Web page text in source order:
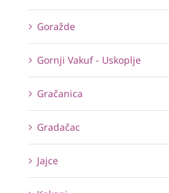
Goražde
Gornji Vakuf - Uskoplje
Gračanica
Gradačac
Jajce